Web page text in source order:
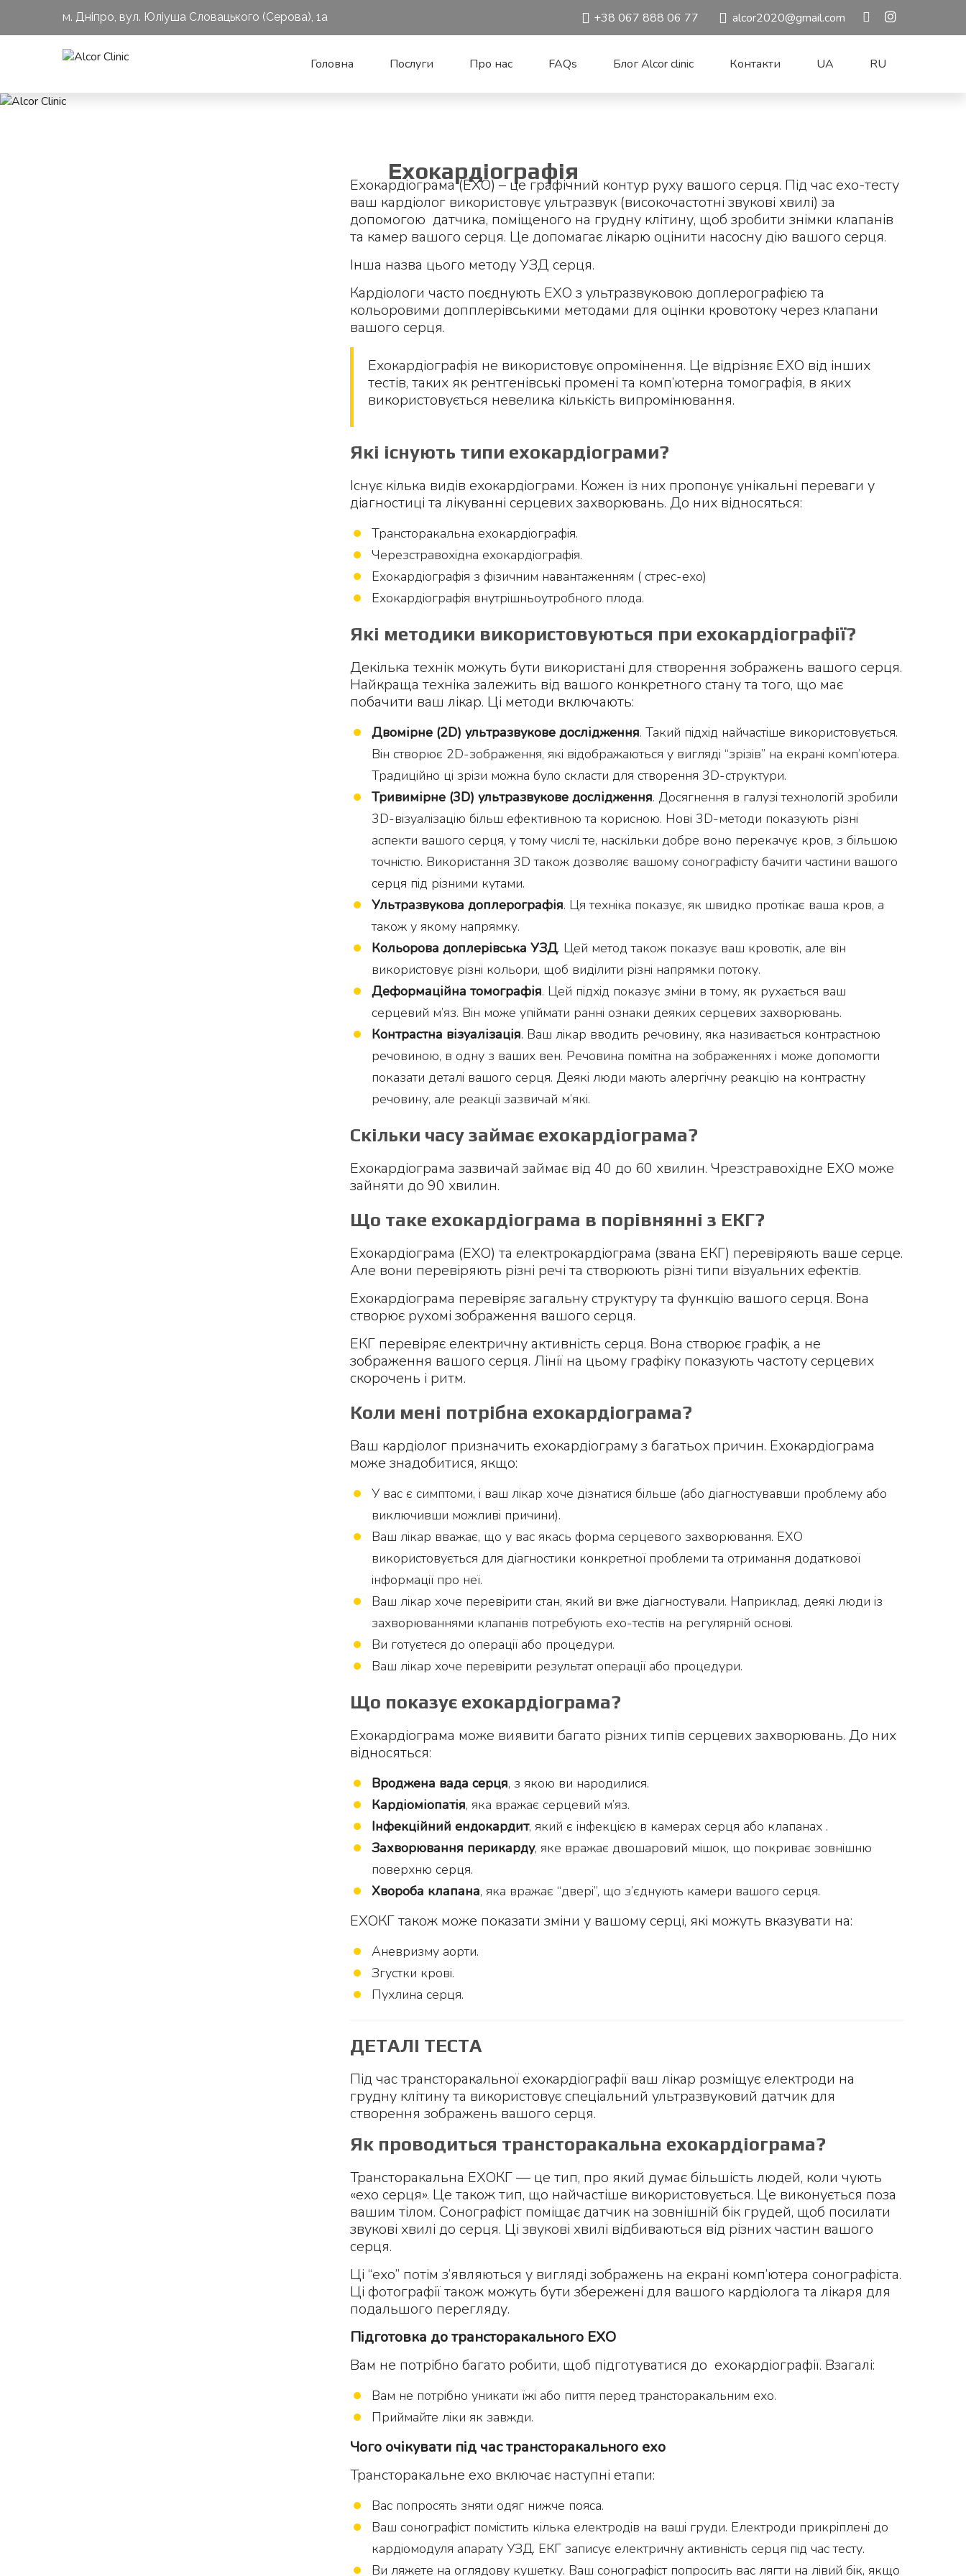
м. Дніпро, вул. Юліуша Словацького (Серова), 1a +38 067 888 06 77 alcor2020@gmail.com
Головна Послуги Про нас FAQs Блог Alcor clinic Контакти UA RU
Ехокардіографія
Ехокардіограма (ЕХО) – це графічний контур руху вашого серця. Під час ехо-тесту
ваш кардіолог використовує ультразвук (високочастотні звукові хвилі) за
допомогою датчика, поміщеного на грудну клітину, щоб зробити знімки клапанів
та камер вашого серця. Це допомагає лікарю оцінити насосну дію вашого серця.
Інша назва цього методу УЗД серця.
Кардіологи часто поєднують ЕХО з ультразвуковою доплерографією та
кольоровими допплерівськими методами для оцінки кровотоку через клапани
вашого серця.
Ехокардіографія не використовує опромінення. Це відрізняє ЕХО від інших
тестів, таких як рентгенівські промені та комп’ютерна томографія, в яких
використовується невелика кількість випромінювання.
Які існують типи ехокардіограми?
Існує кілька видів ехокардіограми. Кожен із них пропонує унікальні переваги у
діагностиці та лікуванні серцевих захворювань. До них відносяться:
Трансторакальна ехокардіографія.
Черезстравохідна ехокардіографія.
Ехокардіографія з фізичним навантаженням ( стрес-ехо)
Ехокардіографія внутрішньоутробного плода.
Які методики використовуються при ехокардіографії?
Декілька технік можуть бути використані для створення зображень вашого серця.
Найкраща техніка залежить від вашого конкретного стану та того, що має
побачити ваш лікар. Ці методи включають:
Двомірне (2D) ультразвукове дослідження. Такий підхід найчастіше використовується.
Він створює 2D-зображення, які відображаються у вигляді “зрізів” на екрані комп’ютера.
Традиційно ці зрізи можна було скласти для створення 3D-структури.
Тривимірне (3D) ультразвукове дослідження. Досягнення в галузі технологій зробили
3D-візуалізацію більш ефективною та корисною. Нові 3D-методи показують різні
аспекти вашого серця, у тому числі те, наскільки добре воно перекачує кров, з більшою
точністю. Використання 3D також дозволяє вашому сонографісту бачити частини вашого
серця під різними кутами.
Ультразвукова доплерографія. Ця техніка показує, як швидко протікає ваша кров, а
також у якому напрямку.
Кольорова доплерівська УЗД. Цей метод також показує ваш кровотік, але він
використовує різні кольори, щоб виділити різні напрямки потоку.
Деформаційна томографія. Цей підхід показує зміни в тому, як рухається ваш
серцевий м’яз. Він може упіймати ранні ознаки деяких серцевих захворювань.
Контрастна візуалізація. Ваш лікар вводить речовину, яка називається контрастною
речовиною, в одну з ваших вен. Речовина помітна на зображеннях і може допомогти
показати деталі вашого серця. Деякі люди мають алергічну реакцію на контрастну
речовину, але реакції зазвичай м’які.
Скільки часу займає ехокардіограма?
Ехокардіограма зазвичай займає від 40 до 60 хвилин. Чрезстравохідне ЕХО може
зайняти до 90 хвилин.
Що таке ехокардіограма в порівнянні з ЕКГ?
Ехокардіограма (ЕХО) та електрокардіограма (звана ЕКГ) перевіряють ваше серце.
Але вони перевіряють різні речі та створюють різні типи візуальних ефектів.
Ехокардіограма перевіряє загальну структуру та функцію вашого серця. Вона
створює рухомі зображення вашого серця.
ЕКГ перевіряє електричну активність серця. Вона створює графік, а не
зображення вашого серця. Лінії на цьому графіку показують частоту серцевих
скорочень і ритм.
Коли мені потрібна ехокардіограма?
Ваш кардіолог призначить ехокардіограму з багатьох причин. Ехокардіограма
може знадобитися, якщо:
У вас є симптоми, і ваш лікар хоче дізнатися більше (або діагностувавши проблему або
виключивши можливі причини).
Ваш лікар вважає, що у вас якась форма серцевого захворювання. ЕХО
використовується для діагностики конкретної проблеми та отримання додаткової
інформації про неї.
Ваш лікар хоче перевірити стан, який ви вже діагностували. Наприклад, деякі люди із
захворюваннями клапанів потребують ехо-тестів на регулярній основі.
Ви готуєтеся до операції або процедури.
Ваш лікар хоче перевірити результат операції або процедури.
Що показує ехокардіограма?
Ехокардіограма може виявити багато різних типів серцевих захворювань. До них
відносяться:
Вроджена вада серця, з якою ви народилися.
Кардіоміопатія, яка вражає серцевий м’яз.
Інфекційний ендокардит, який є інфекцією в камерах серця або клапанах .
Захворювання перикарду, яке вражає двошаровий мішок, що покриває зовнішню
поверхню серця.
Хвороба клапана, яка вражає “двері”, що з’єднують камери вашого серця.
ЕХОКГ також може показати зміни у вашому серці, які можуть вказувати на:
Аневризму аорти.
Згустки крові.
Пухлина серця.
ДЕТАЛІ ТЕСТА
Під час трансторакальної ехокардіографії ваш лікар розміщує електроди на
грудну клітину та використовує спеціальний ультразвуковий датчик для
створення зображень вашого серця.
Як проводиться трансторакальна ехокардіограма?
Трансторакальна ЕХОКГ — це тип, про який думає більшість людей, коли чують
«ехо серця». Це також тип, що найчастіше використовується. Це виконується поза
вашим тілом. Сонографіст поміщає датчик на зовнішній бік грудей, щоб посилати
звукові хвилі до серця. Ці звукові хвилі відбиваються від різних частин вашого
серця.
Ці “ехо” потім з’являються у вигляді зображень на екрані комп’ютера сонографіста.
Ці фотографії також можуть бути збережені для вашого кардіолога та лікаря для
подальшого перегляду.
Підготовка до трансторакального ЕХО
Вам не потрібно багато робити, щоб підготуватися до ехокардіографії. Взагалі:
Вам не потрібно уникати їжі або пиття перед трансторакальним ехо.
Приймайте ліки як завжди.
Чого очікувати під час трансторакального ехо
Трансторакальне ехо включає наступні етапи:
Вас попросять зняти одяг нижче пояса.
Ваш сонографіст помістить кілька електродів на ваші груди. Електроди прикріплені до
кардіомодуля апарату УЗД. ЕКГ записує електричну активність серця під час тесту.
Ви ляжете на оглядову кушетку. Ваш сонографіст попросить вас лягти на лівий бік, якщо